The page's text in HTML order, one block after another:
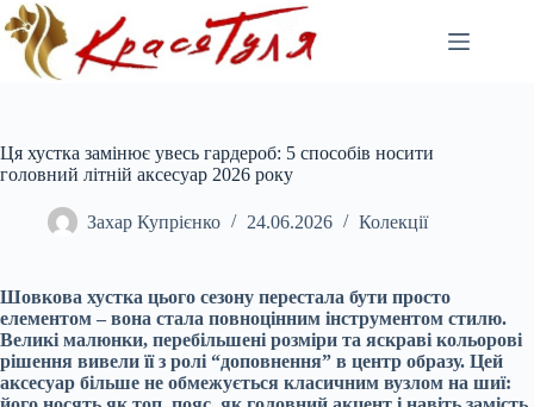
Перейти
до
вмісту
Ця хустка замінює увесь гардероб: 5 способів носити
головний літній аксесуар 2026 року
Захар Купрієнко 24.06.2026 Колекції
Шовкова хустка цього сезону перестала бути просто
елементом – вона стала повноцінним інструментом стилю.
Великі малюнки, перебільшені розміри та яскраві кольорові
рішення вивели її з ролі “доповнення” в центр образу. Цей
аксесуар більше не обмежується класичним вузлом на шиї: